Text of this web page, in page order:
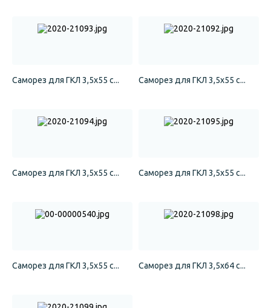
Саморез для ГКЛ 3,5х55 с... Саморез для ГКЛ 3,5х55 с...
Саморез для ГКЛ 3,5х55 с... Саморез для ГКЛ 3,5х55 с...
Саморез для ГКЛ 3,5х55 с... Саморез для ГКЛ 3,5х64 с...